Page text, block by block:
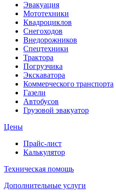
Эвакуация
Мототехники
Квадроциклов
Снегоходов
Внедорожников
Спецтехники
Трактора
Погрузчика
Экскаватора
Коммерческого транспорта
Газели
Автобусов
Грузовой эвакуатор
Цены
Прайс-лист
Калькулятор
Техническая помощь
Дополнительные услуги